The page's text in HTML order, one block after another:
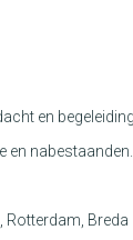
en
en nabestaanden.
Rotterdam, Breda